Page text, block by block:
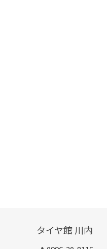
タイヤ館 川内